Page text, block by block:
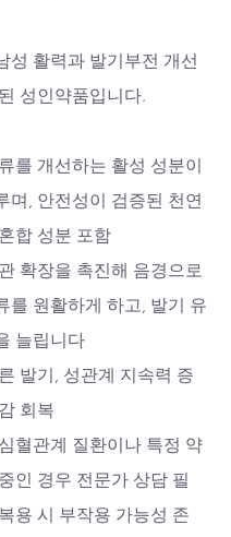
성 활력과 발기부전 개선
성인약품입니다.
를 개선하는 활성 성분이
며, 안전성이 검증된 천연
합 성분 포함
확장을 촉진해 음경으로
를 원활하게 하고, 발기 유
늘립니다
발기, 성관계 지속력 증
회복
혈관계 질환이나 특정 약
인 경우 전문가 상담 필
용 시 부작용 가능성 존